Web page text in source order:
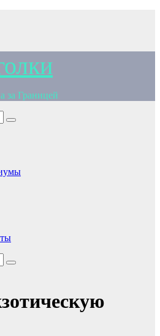
за Границей